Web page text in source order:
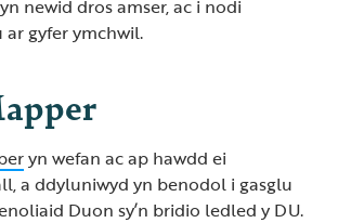
newid dros amser, ac i nodi
gyfer ymchwil.
yn wefan ac ap hawdd ei
a ddyluniwyd yn benodol i gasglu
Duon sy’n bridio ledled y DU.